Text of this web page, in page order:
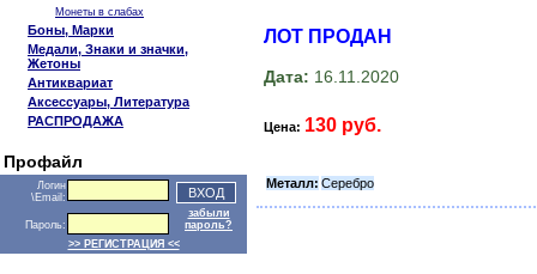
Монеты в слабах
Боны, Марки
Медали, Знаки и значки,
Жетоны
Антиквариат
Аксессуары, Литература
РАСПРОДАЖА
Профайл
Логин
\Email:
Пароль:
забыли
пароль?
>> РЕГИСТРАЦИЯ <<
ЛОТ ПРОДАН
Дата: 16.11.2020
Цена: 130 руб.
Металл: Серебро